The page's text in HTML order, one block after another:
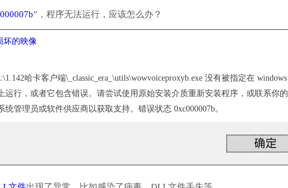
”，程序无法运行，应该怎么办？
坏的映像
哈卡客户端\_classic_era_\utils\wowvoiceproxyb.exe 没有被指定在 windows
运行，或者它包含错误。请尝试使用原始安装介质重新安装程序，或联系你的
统管理员或软件供应商以获取支持。错误状态 0xc000007b。